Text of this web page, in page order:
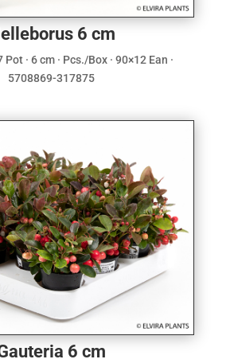
6 cm
· 6 cm · Pcs./Box · 90×12 Ean ·
5708869-317875
6 cm